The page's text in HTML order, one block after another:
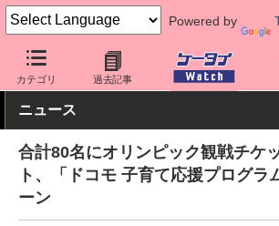
Powered by
カテゴリ 過去記事
ケータイ Watch キャリア ドコモ
ニュース
合計80名にオリンピック観戦チケ
ト、「ドコモ 子育て応援プログラ
ーン